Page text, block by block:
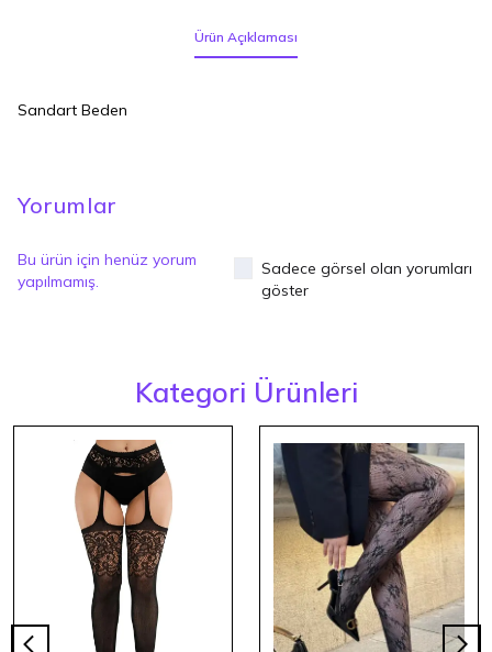
Ürün Açıklaması
Sandart Beden
Yorumlar
Bu ürün için henüz yorum
yapılmamış.
Sadece görsel olan yorumları
göster
Kategori Ürünleri